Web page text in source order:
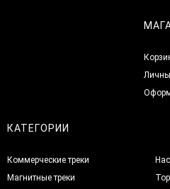
КАТЕГОРИИ
Коммерческие треки
Магнитные треки